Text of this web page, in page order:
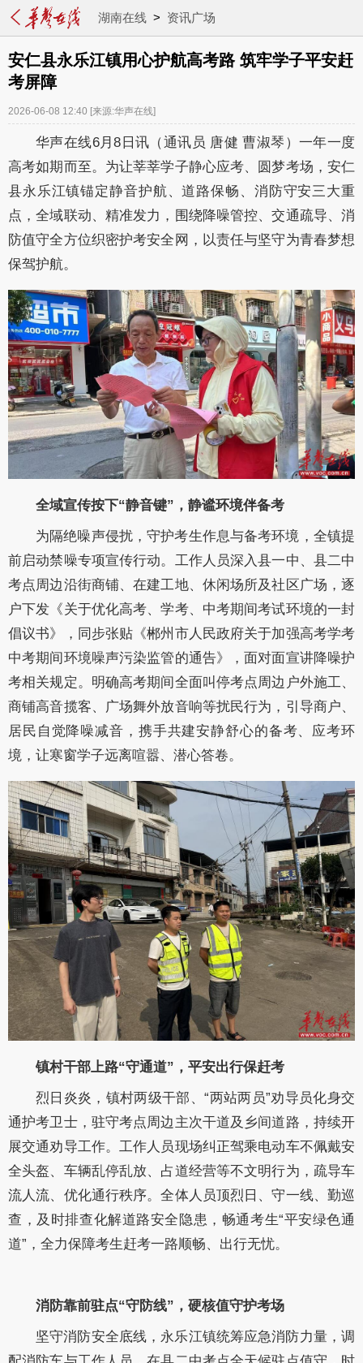
湖南在线> 资讯广场
安仁县永乐江镇用心护航高考路 筑牢学子平安赶
考屏障
2026-06-08 12:40 [来源:华声在线]
华声在线6月8日讯（通讯员 唐健 曹淑琴）一年一度
高考如期而至。为让莘莘学子静心应考、圆梦考场，安仁
县永乐江镇锚定静音护航、道路保畅、消防守安三大重
点，全域联动、精准发力，围绕降噪管控、交通疏导、消
防值守全方位织密护考安全网，以责任与坚守为青春梦想
保驾护航。
全域宣传按下“静音键”，静谧环境伴备考
为隔绝噪声侵扰，守护考生作息与备考环境，全镇提
前启动禁噪专项宣传行动。工作人员深入县一中、县二中
考点周边沿街商铺、在建工地、休闲场所及社区广场，逐
户下发《关于优化高考、学考、中考期间考试环境的一封
倡议书》，同步张贴《郴州市人民政府关于加强高考学考
中考期间环境噪声污染监管的通告》，面对面宣讲降噪护
考相关规定。明确高考期间全面叫停考点周边户外施工、
商铺高音揽客、广场舞外放音响等扰民行为，引导商户、
居民自觉降噪减音，携手共建安静舒心的备考、应考环
境，让寒窗学子远离喧嚣、潜心答卷。
镇村干部上路“守通道”，平安出行保赶考
烈日炎炎，镇村两级干部、“两站两员”劝导员化身交
通护考卫士，驻守考点周边主次干道及乡间道路，持续开
展交通劝导工作。工作人员现场纠正驾乘电动车不佩戴安
全头盔、车辆乱停乱放、占道经营等不文明行为，疏导车
流人流、优化通行秩序。全体人员顶烈日、守一线、勤巡
查，及时排查化解道路安全隐患，畅通考生“平安绿色通
道”，全力保障考生赶考一路顺畅、出行无忧。
消防靠前驻点“守防线”，硬核值守护考场
坚守消防安全底线，永乐江镇统筹应急消防力量，调